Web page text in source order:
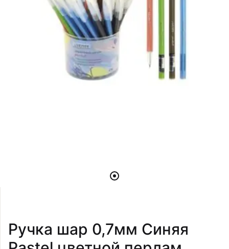
Ручка шар 0,7мм Синяя